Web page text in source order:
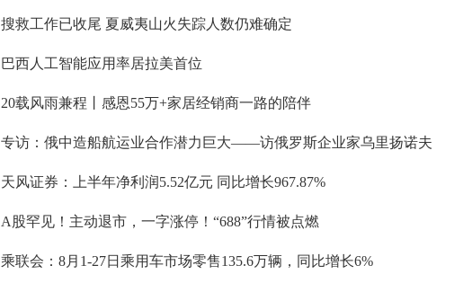
搜救工作已收尾 夏威夷山火失踪人数仍难确定
巴西人工智能应用率居拉美首位
20载风雨兼程丨感恩55万+家居经销商一路的陪伴
专访：俄中造船航运业合作潜力巨大——访俄罗斯企业家乌里扬诺夫
天风证券：上半年净利润5.52亿元 同比增长967.87%
A股罕见！主动退市，一字涨停！“688”行情被点燃
乘联会：8月1-27日乘用车市场零售135.6万辆，同比增长6%